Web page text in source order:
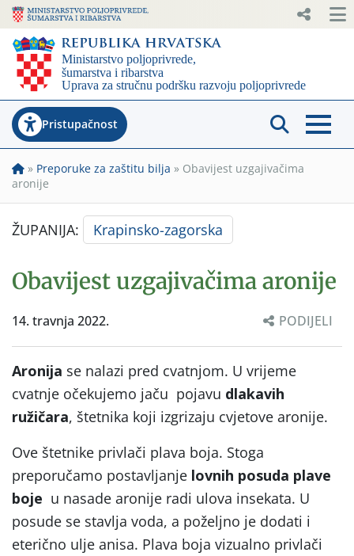
Pristupačnost
» Preporuke za zaštitu bilja » Obavijest uzgajivačima
aronije
ŽUPANIJA: Krapinsko-zagorska
Obavijest uzgajivačima aronije
14. travnja 2022. PODIJELI
Aronija se nalazi pred cvatnjom. U vrijeme
cvatnje očekujemo jaču pojavu dlakavih
ružičara, štetnika koji izgrizaju cvjetove aronije.
Ove štetnike privlači plava boja. Stoga
preporučamo postavljanje lovnih posuda plave
boje u nasade aronije radi ulova insekata. U
posude se stavlja voda, a poželjno je dodati i
eterično ulje anisa. Plava boja vizualno privlači